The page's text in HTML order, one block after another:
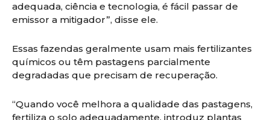
adequada, ciência e tecnologia, é fácil passar de
emissor a mitigador”, disse ele.
Essas fazendas geralmente usam mais fertilizantes
químicos ou têm pastagens parcialmente
degradadas que precisam de recuperação.
“Quando você melhora a qualidade das pastagens,
fertiliza o solo adequadamente, introduz plantas